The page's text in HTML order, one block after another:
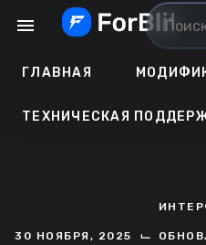
menu
ГЛАВНАЯ
ТЕХНИЧЕСКАЯ
30 НОЯБРЯ, 2025 ⌙